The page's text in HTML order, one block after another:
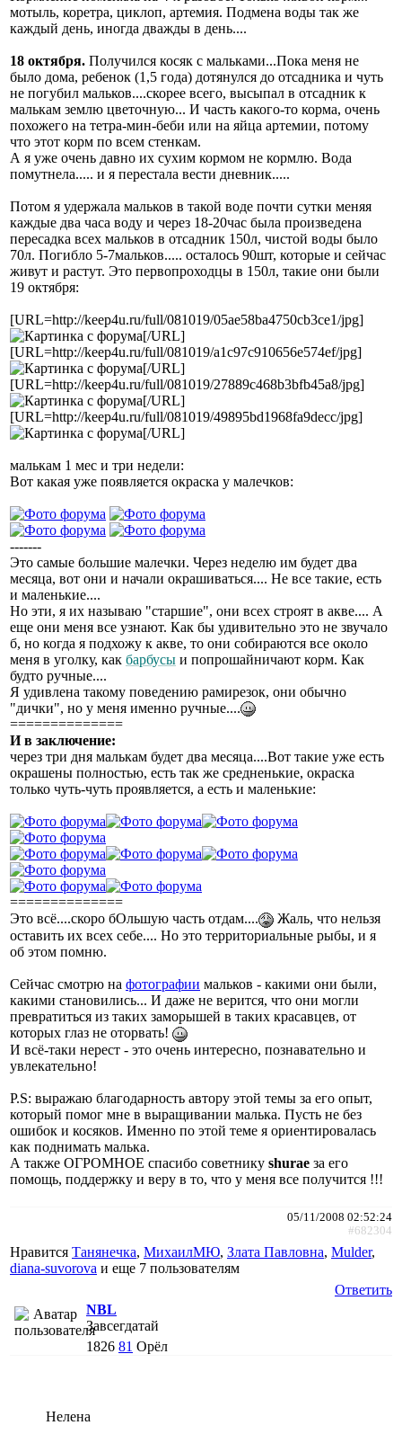
мотыль, коретра, циклоп, артемия. Подмена воды так же
каждый день, иногда дважды в день....
18 октября. Получился косяк с мальками...Пока меня не
было дома, ребенок (1,5 года) дотянулся до отсадника и чуть
не погубил мальков....скорее всего, высыпал в отсадник к
малькам землю цветочную... И часть какого-то корма, очень
похожего на тетра-мин-беби или на яйца артемии, потому
что этот корм по всем стенкам.
А я уже очень давно их сухим кормом не кормлю. Вода
помутнела..... и я перестала вести дневник.....
Потом я удержала мальков в такой воде почти сутки меняя
каждые два часа воду и через 18-20час была произведена
пересадка всех мальков в отсадник 150л, чистой воды было
70л. Погибло 5-7мальков..... осталось 90шт, которые и сейчас
живут и растут. Это первопроходцы в 150л, такие они были
19 октября:
[URL=http://keep4u.ru/full/081019/05ae58ba4750cb3ce1/jpg]
[/URL]
[URL=http://keep4u.ru/full/081019/a1c97c910656e574ef/jpg]
[/URL]
[URL=http://keep4u.ru/full/081019/27889c468b3bfb45a8/jpg]
[/URL]
[URL=http://keep4u.ru/full/081019/49895bd1968fa9decc/jpg]
[/URL]
малькам 1 мес и три недели:
Вот какая уже появляется окраска у малечков:
-------
Это самые большие малечки. Через неделю им будет два
месяца, вот они и начали окрашиваться.... Не все такие, есть
и маленькие....
Но эти, я их называю "старшие", они всех строят в акве.... А
еще они меня все узнают. Как бы удивительно это не звучало
б, но когда я подхожу к акве, то они собираются все около
меня в уголку, как барбусы и попрошайничают корм. Как
будто ручные....
Я удивлена такому поведению рамирезок, они обычно
"дички", но у меня именно ручные....
==============
И в заключение:
через три дня малькам будет два месяца....Вот такие уже есть
окрашены полностью, есть так же средненькие, окраска
только чуть-чуть проявляется, а есть и маленькие:
==============
Это всё....скоро бОльшую часть отдам....
Жаль, что нельзя
оставить их всех себе.... Но это территориальные рыбы, и я
об этом помню.
Сейчас смотрю на фотографии мальков - какими они были,
какими становились... И даже не верится, что они могли
превратиться из таких заморышей в таких красавцев, от
которых глаз не оторвать!
И всё-таки нерест - это очень интересно, познавательно и
увлекательно!
P.S: выражаю благодарность автору этой темы за его опыт,
который помог мне в выращивании малька. Пусть не без
ошибок и косяков. Именно по этой теме я ориентировалась
как поднимать малька.
А также ОГРОМНОЕ спасибо советнику shurae за его
помощь, поддержку и веру в то, что у меня все получится !!!
05/11/2008 02:52:24
#682304
Нравится Танянечка, МихаилМЮ, Злата Павловна, Mulder,
diana-suvorova и еще 7 пользователям
Ответить
NBL
Завсегдатай
1826 81 Орёл
Нелена